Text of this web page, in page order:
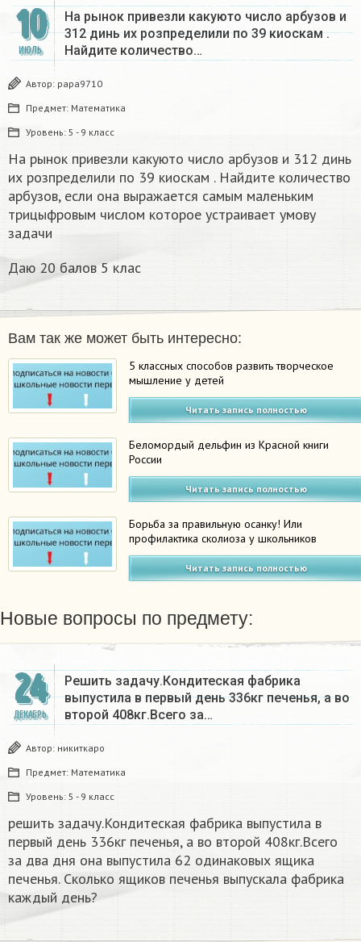
10
ИЮЛЬ
На рынок привезли какуюто число арбузов и
312 динь их розпределили по 39 киоскам .
Найдите количество…
Автор: papa9710
Предмет: Математика
Уровень: 5 - 9 класс
На рынок привезли какуюто число арбузов и 312 динь
их розпределили по 39 киоскам . Найдите количество
арбузов, если она выражается самым маленьким
трицыфровым числом которое устраивает умову
задачи
Даю 20 балов 5 клас
Вам так же может быть интересно:
5 классных способов развить творческое
мышление у детей
Читать запись полностью
Беломордый дельфин из Красной книги
России
Читать запись полностью
Борьба за правильную осанку! Или
профилактика сколиоза у школьников
Читать запись полностью
Новые вопросы по предмету:
24
ДЕКАБРЬ
Решить задачу.Кондитеская фабрика
выпустила в первый день 336кг печенья, а во
второй 408кг.Всего за…
Автор: никиткаро
Предмет: Математика
Уровень: 5 - 9 класс
решить задачу.Кондитеская фабрика выпустила в
первый день 336кг печенья, а во второй 408кг.Всего
за два дня она выпустила 62 одинаковых ящика
печенья. Сколько ящиков печенья выпускала фабрика
каждый день?